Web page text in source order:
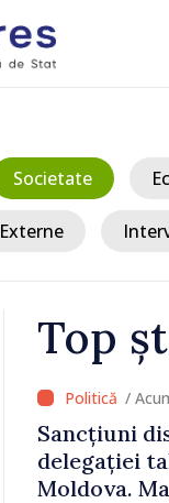
Societate
Externe
Top
/
Sancțiuni
delegației
Moldova.